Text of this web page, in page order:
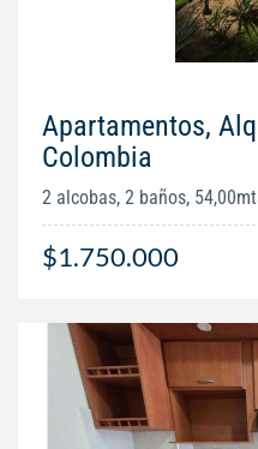
Apartamentos,
Colombia
2 alcobas, 2 baños,
$1.750.000